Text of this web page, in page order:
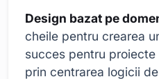
Design bazat pe
cheile pentru crearea
succes pentru
prin centrarea logicii